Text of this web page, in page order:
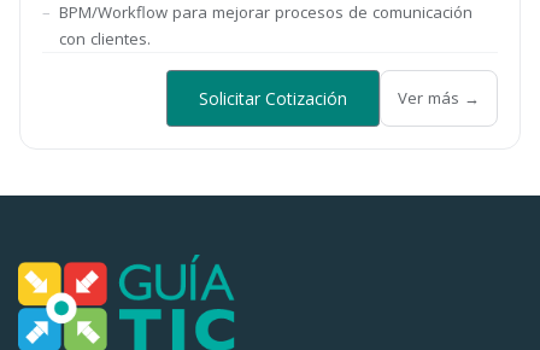
BPM/Workflow para mejorar procesos de comunicación
con clientes.
Solicitar Cotización Ver más →